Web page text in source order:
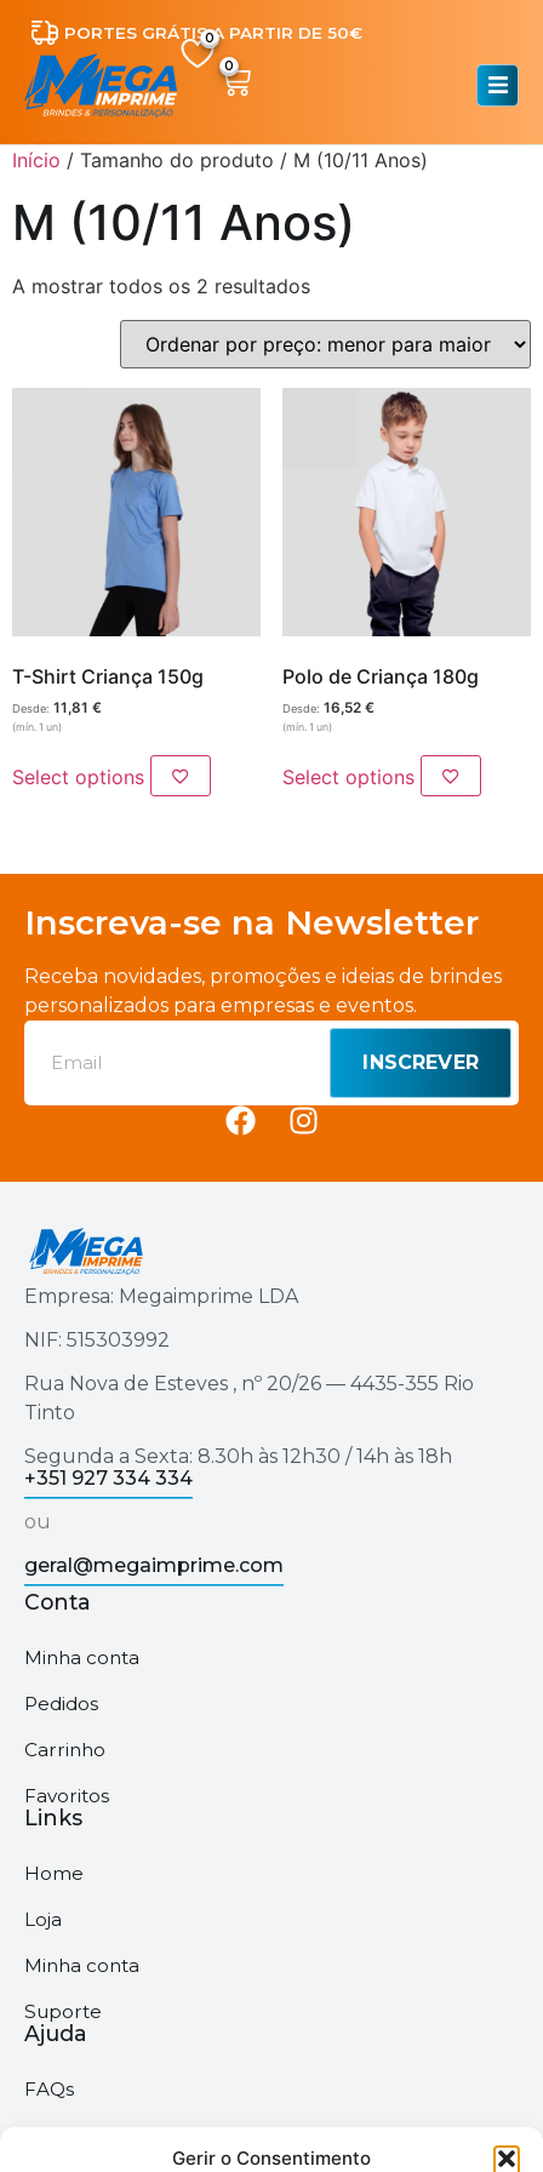
Gerir o Consentimento
PORTES GRÁTIS A PARTIR DE 50€
0
Início / Tamanho do produto / M (10/11 Anos)
M (10/11 Anos)
A mostrar todos os 2 resultados
T-Shirt Criança 150g
Desde: 11,81 €
(mín. 1 un)
Select options
Polo de Criança 180g
Desde: 16,52 €
(mín. 1 un)
Select options
Inscreva-se na Newsletter
Receba novidades, promoções e ideias de brindes
personalizados para empresas e eventos.
INSCREVER
Empresa: Megaimprime LDA
NIF: 515303992
Rua Nova de Esteves , nº 20/26 — 4435-355 Rio
Tinto
Segunda a Sexta: 8.30h às 12h30 / 14h às 18h
+351 927 334 334
ou
geral@megaimprime.com
Conta
Minha conta
Pedidos
Carrinho
Favoritos
Links
Home
Loja
Minha conta
Suporte
Ajuda
FAQs